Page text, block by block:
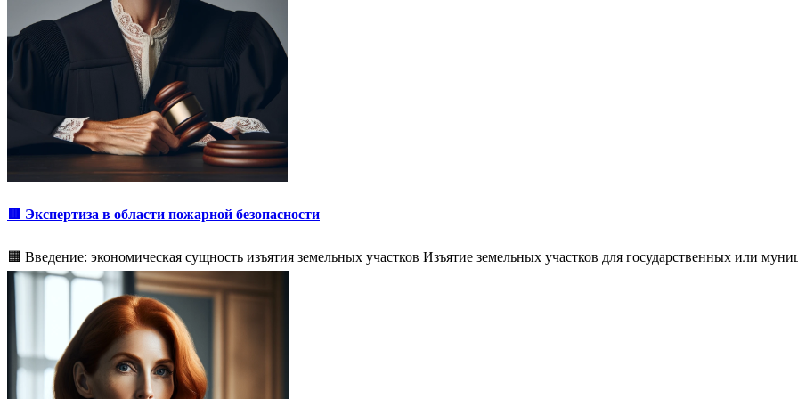
🟥 Экспертиза в области пожарной безопасности
🟧 Введение: экономическая сущность изъятия земельных участков Изъятие земельных участков для государственных или